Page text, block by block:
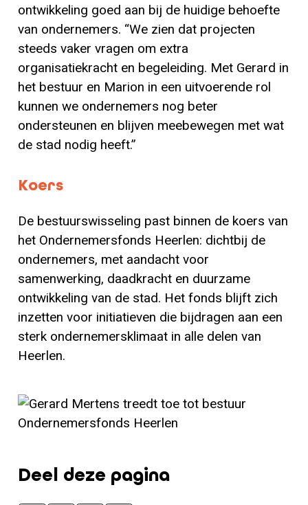
ontwikkeling goed aan bij de huidige behoefte
van ondernemers. “We zien dat projecten
steeds vaker vragen om extra
organisatiekracht en begeleiding. Met Gerard in
het bestuur en Marion in een uitvoerende rol
kunnen we ondernemers nog beter
ondersteunen en blijven meebewegen met wat
de stad nodig heeft.”
Koers
De bestuurswisseling past binnen de koers van
het Ondernemersfonds Heerlen: dichtbij de
ondernemers, met aandacht voor
samenwerking, daadkracht en duurzame
ontwikkeling van de stad. Het fonds blijft zich
inzetten voor initiatieven die bijdragen aan een
sterk ondernemersklimaat in alle delen van
Heerlen.
Deel deze pagina